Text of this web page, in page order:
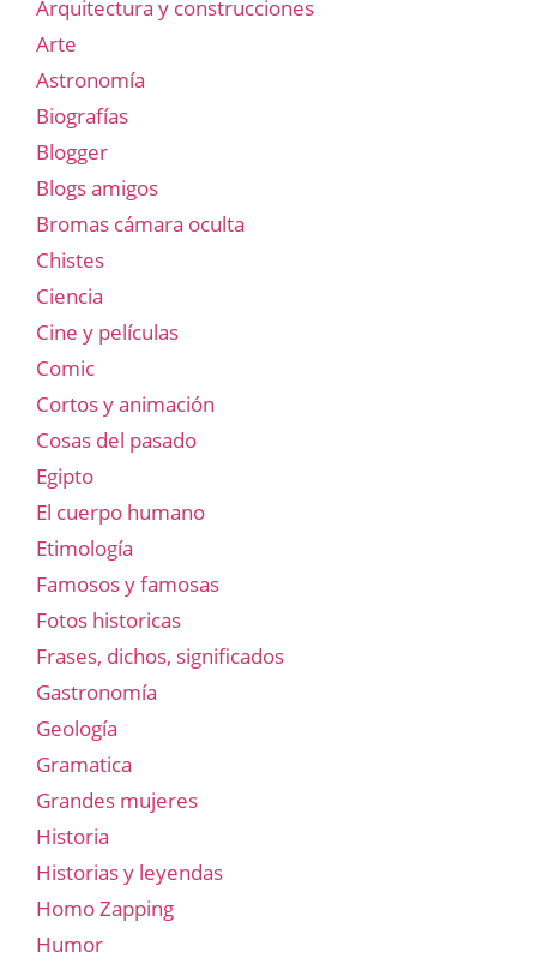
Arquitectura y construcciones
Arte
Astronomía
Biografías
Blogger
Blogs amigos
Bromas cámara oculta
Chistes
Ciencia
Cine y películas
Comic
Cortos y animación
Cosas del pasado
Egipto
El cuerpo humano
Etimología
Famosos y famosas
Fotos historicas
Frases, dichos, significados
Gastronomía
Geología
Gramatica
Grandes mujeres
Historia
Historias y leyendas
Homo Zapping
Humor